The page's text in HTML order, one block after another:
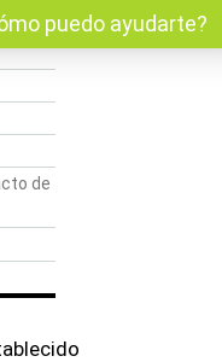
de
puedo ayudarte?